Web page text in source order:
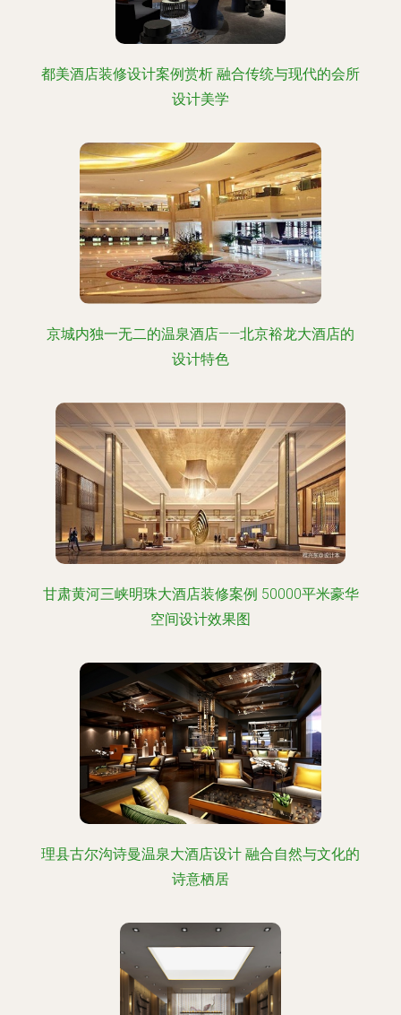
都美酒店装修设计案例赏析 融合传统与现代的会所
设计美学
京城内独一无二的温泉酒店——北京裕龙大酒店的
设计特色
甘肃黄河三峡明珠大酒店装修案例 50000平米豪华
空间设计效果图
理县古尔沟诗曼温泉大酒店设计 融合自然与文化的
诗意栖居